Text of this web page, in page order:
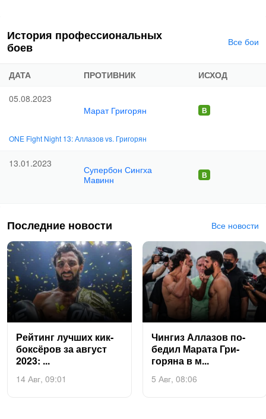
История профессиональных
боев
Все бои
ДАТА ПРОТИВНИК
ИСХОД
05.08.2023
Марат Григорян
ONE Fight Night 13: Аллазов vs. Григорян
13.01.2023
Супербон Сингха
Мавинн
Последние новости Все новости
Рей­тинг луч­ших кик­
боксё­ров за ав­густ
2023: ...
14 Авг, 09:01
Чин­гиз Ал­ла­зов по­
бедил Ма­рата Гри­
горя­на в м...
5 Авг, 08:06